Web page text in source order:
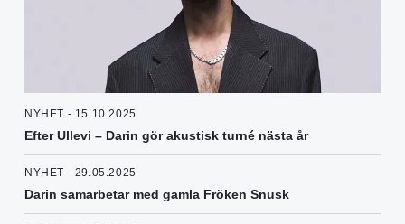
NYHET - 15.10.2025
Efter Ullevi – Darin gör akustisk turné nästa år
NYHET - 29.05.2025
Darin samarbetar med gamla Fröken Snusk